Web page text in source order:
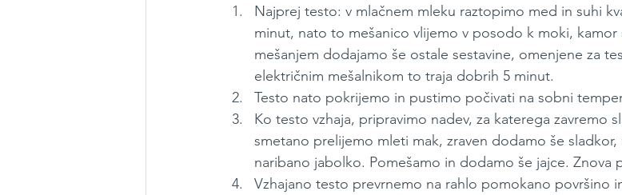
Najprej testo: v mlačnem mleku raztopimo med in suhi
minut, nato to mešanico vlijemo v posodo k moki,
mešanjem dodajamo še ostale sestavine, omenjene za
električnim mešalnikom to traja dobrih 5 minut.
Testo nato pokrijemo in pustimo počivati na sobni
Ko testo vzhaja, pripravimo nadev, za katerega zavremo
smetano prelijemo mleti mak, zraven dodamo še
naribano jabolko. Pomešamo in dodamo še jajce. Znova
Vzhajano testo prevrnemo na rahlo pomokano površino